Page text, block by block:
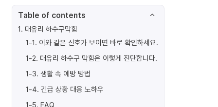
Table of contents
1. 대유리 하수구막힘
1-1. 이와 같은 신호가 보이면 바로 확인하세요.
1-2. 대유리 하수구 막힘은 이렇게 진단합니다.
1-3. 생활 속 예방 방법
1-4. 긴급 상황 대응 노하우
1-5. FAQ